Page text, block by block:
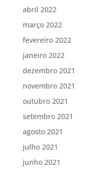
abril 2022
março 2022
fevereiro 2022
janeiro 2022
dezembro 2021
novembro 2021
outubro 2021
setembro 2021
agosto 2021
julho 2021
junho 2021